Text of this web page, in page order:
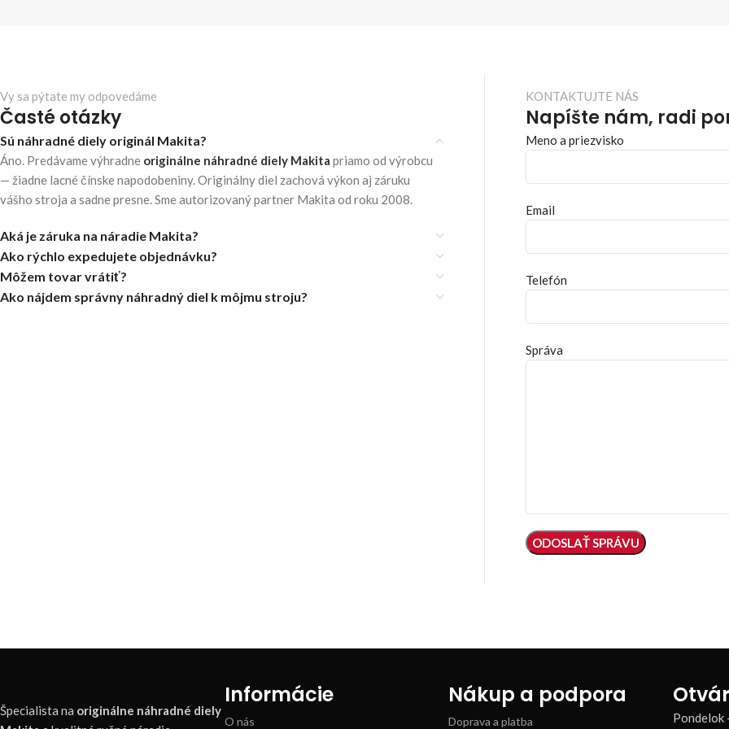
Vy sa pýtate my odpovedáme
Časté otázky
Sú náhradné diely originál Makita?
Áno. Predávame výhradne originálne náhradné diely Makita priamo od výrobcu
— žiadne lacné čínske napodobeniny. Originálny diel zachová výkon aj záruku
vášho stroja a sadne presne. Sme autorizovaný partner Makita od roku 2008.
Aká je záruka na náradie Makita?
Ako rýchlo expedujete objednávku?
Môžem tovar vrátiť?
Ako nájdem správny náhradný diel k môjmu stroju?
KONTAKTUJTE NÁS
Napíšte nám, radi
Meno a priezvisko
Email
Telefón
Správa
Špecialista na originálne náhradné diely
Informácie
O nás
Nákup a podpora
Doprava a platba Pondelok